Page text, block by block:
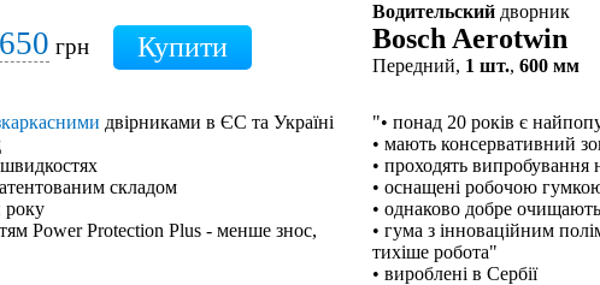
650 грн
двірниками в ЄС та Україні
складом
року
Power Protection Plus - менше знос,
Водительский дворник
Bosch Aerotwin
Передний, 1 шт., 600 мм
"• понад 20 років є
• мають консервативний
• проходять
• оснащені робочою
• однаково добре
• гума з інноваційним
тихіше робота"
• вироблені в Сербії